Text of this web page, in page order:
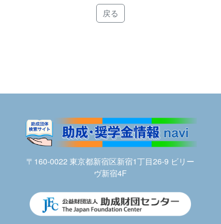
戻る
〒160-0022 東京都新宿区新宿1丁目26-9 ビリー
ヴ新宿4F